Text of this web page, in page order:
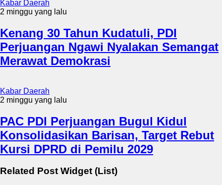
Kabar Daerah
2 minggu yang lalu
Kenang 30 Tahun Kudatuli, PDI
Perjuangan Ngawi Nyalakan Semangat
Merawat Demokrasi
Kabar Daerah
2 minggu yang lalu
PAC PDI Perjuangan Bugul Kidul
Konsolidasikan Barisan, Target Rebut
Kursi DPRD di Pemilu 2029
Related Post Widget (List)